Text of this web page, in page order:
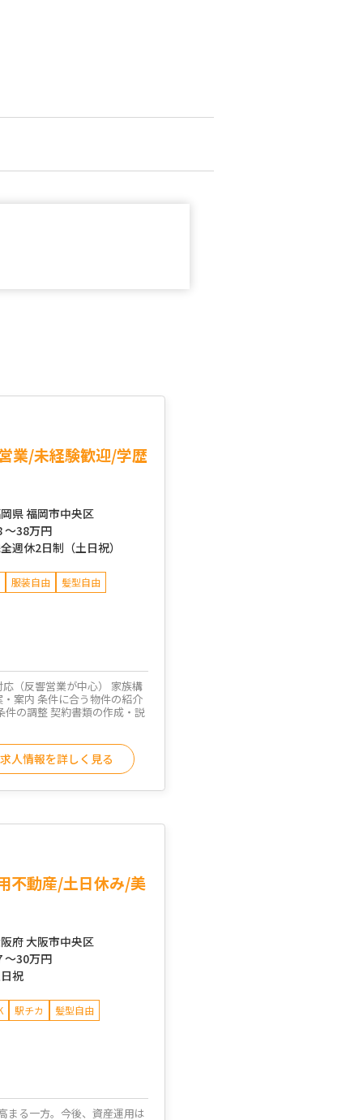
業/未経験歓迎/学歴
県 福岡市中央区
～38万円
週休2日制（土日祝）
服装自由 髪型自由
（反響営業が中心） 家族構
案内 条件に合う物件の紹介
の調整 契約書類の作成・説
求人情報を詳しく見る
不動産/土日休み/美
府 大阪市中央区
～30万円
祝
駅チカ 髪型自由
まる一方。今後、資産運用は